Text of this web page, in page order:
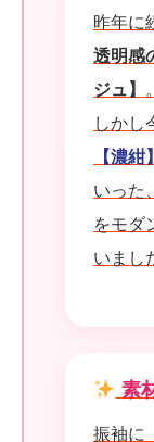
昨年に
透明感
ジュ】 。
しかし
【濃紺】
いった
をモダ
いまし
素
振袖に